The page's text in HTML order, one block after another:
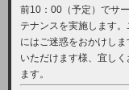
前10：00（予定）でサ
テナンスを実施します。
にはご迷惑をおかけし
いただけます様、宜しく
ます。